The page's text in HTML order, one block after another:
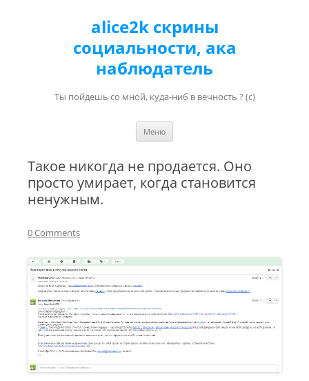
alice2k скрины
социальности, ака
наблюдатель
Ты пойдешь со мной, куда-ниб в вечность ? (с)
Меню
Такое никогда не продается. Оно
просто умирает, когда становится
ненужным.
0 Comments